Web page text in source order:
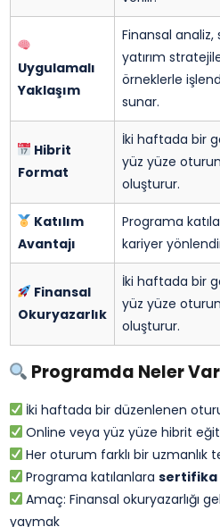
Uygulamalı
Yaklaşım
Finansal
yatırım
örneklerle
sunar.
Hibrit
Format
İki haftada bir
yüz yüze
oluşturur.
Katılım
Avantajı
Programa
kariyer
Finansal
Okuryazarlık
İki haftada bir
yüz yüze
oluşturur.
Programda Neler
İki haftada bir düzenlenen
Online veya yüz yüze hibrit
Her oturum farklı bir uzmanlık
Programa katılanlarasertifika
Amaç: Finansal okuryazarlığı
yaymak